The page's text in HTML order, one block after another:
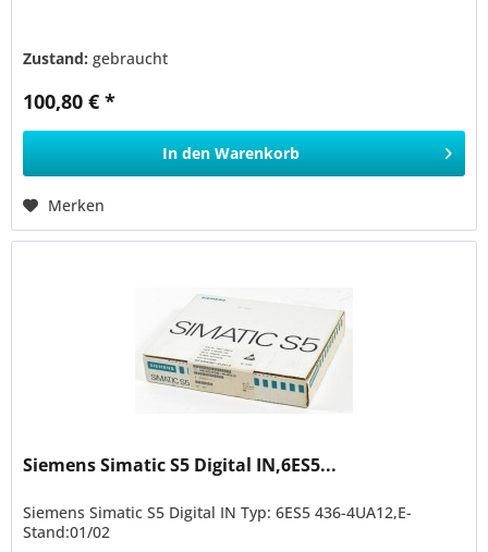
Zustand:gebraucht
100,80 € *
In den Warenkorb
Merken
Siemens Simatic S5 Digital IN,6ES5...
Siemens Simatic S5 Digital IN Typ: 6ES5 436-4UA12,E-
Stand:01/02